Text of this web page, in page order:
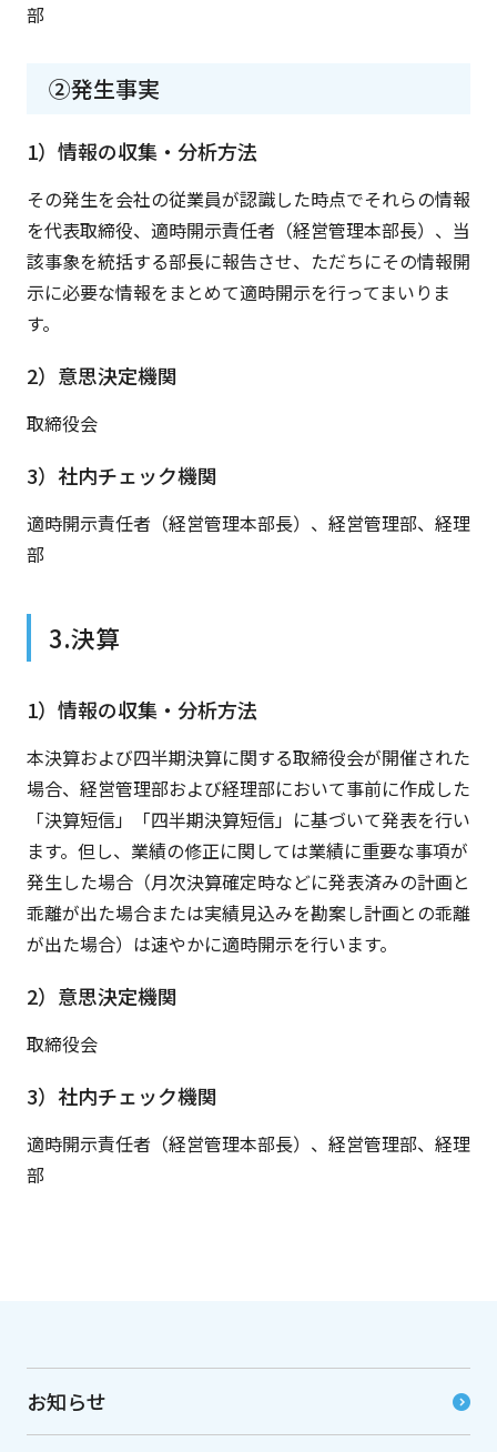
部
②発生事実
1）情報の収集・分析方法
その発生を会社の従業員が認識した時点でそれらの情報
を代表取締役、適時開示責任者（経営管理本部長）、当
該事象を統括する部長に報告させ、ただちにその情報開
示に必要な情報をまとめて適時開示を行ってまいりま
す。
2）意思決定機関
取締役会
3）社内チェック機関
適時開示責任者（経営管理本部長）、経営管理部、経理
部
3.決算
1）情報の収集・分析方法
本決算および四半期決算に関する取締役会が開催された
場合、経営管理部および経理部において事前に作成した
「決算短信」「四半期決算短信」に基づいて発表を行い
ます。但し、業績の修正に関しては業績に重要な事項が
発生した場合（月次決算確定時などに発表済みの計画と
乖離が出た場合または実績見込みを勘案し計画との乖離
が出た場合）は速やかに適時開示を行います。
2）意思決定機関
取締役会
3）社内チェック機関
適時開示責任者（経営管理本部長）、経営管理部、経理
部
お知らせ